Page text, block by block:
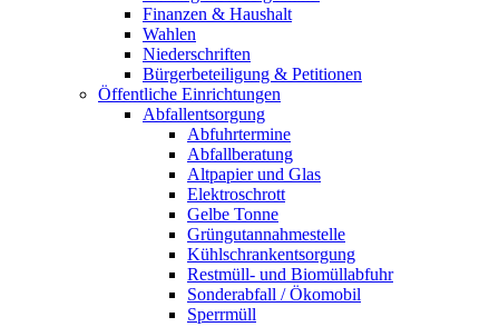
Finanzen & Haushalt
Wahlen
Niederschriften
Bürgerbeteiligung & Petitionen
Öffentliche Einrichtungen
Abfallentsorgung
Abfuhrtermine
Abfallberatung
Altpapier und Glas
Elektroschrott
Gelbe Tonne
Grüngutannahmestelle
Kühlschrankentsorgung
Restmüll- und Biomüllabfuhr
Sonderabfall / Ökomobil
Sperrmüll